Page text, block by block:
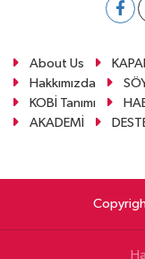
About Us
Hakkımızda
KOBİ Tanımı
AKADEMİ